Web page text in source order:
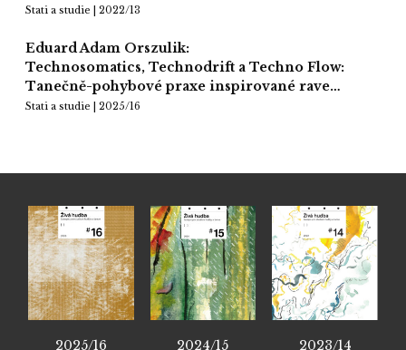
Stati a studie | 2022/13
Eduard Adam Orszulik:
Technosomatics, Technodrift a Techno Flow:
Tanečně-pohybové praxe inspirované rave…
Stati a studie | 2025/16
2025/16 2024/15 2023/14